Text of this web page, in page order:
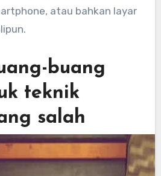
atau bahkan layar
buang
teknik
salah